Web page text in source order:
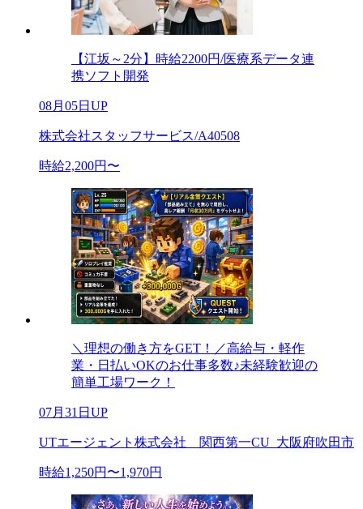
【江坂～2分】時給2200円/医療系データ連
携ソフト開発
08月05日UP
株式会社スタッフサービス/A40508
時給2,200円〜
＼理想の働き方をGET！／高給与・軽作
業・日払いOKのお仕事多数♪未経験歓迎の
簡単工場ワーク！
07月31日UP
UTエージェント株式会社 関西第一CU_大阪府吹田市
時給1,250円〜1,970円